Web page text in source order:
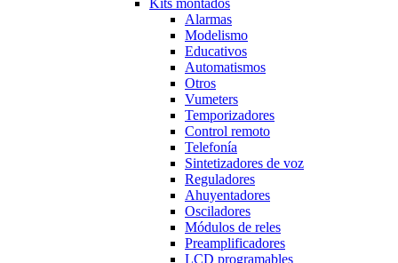
Kits montados
Alarmas
Modelismo
Educativos
Automatismos
Otros
Vumeters
Temporizadores
Control remoto
Telefonía
Sintetizadores de voz
Reguladores
Ahuyentadores
Osciladores
Módulos de reles
Preamplificadores
LCD programables